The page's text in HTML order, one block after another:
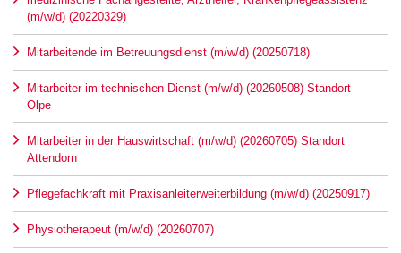
(m/w/d) (20220329)
Mitarbeitende im Betreuungsdienst (m/w/d) (20250718)
Mitarbeiter im technischen Dienst (m/w/d) (20260508) Standort
Olpe
Mitarbeiter in der Hauswirtschaft (m/w/d) (20260705) Standort
Attendorn
Pflegefachkraft mit Praxisanleiterweiterbildung (m/w/d) (20250917)
Physiotherapeut (m/w/d) (20260707)